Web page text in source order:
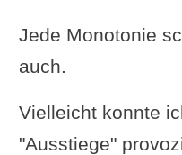
Jede Monotonie
auch.
Vielleicht konnte
"Ausstiege"